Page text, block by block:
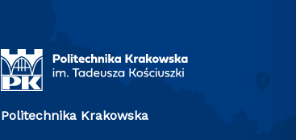
Politechnika Krakowska